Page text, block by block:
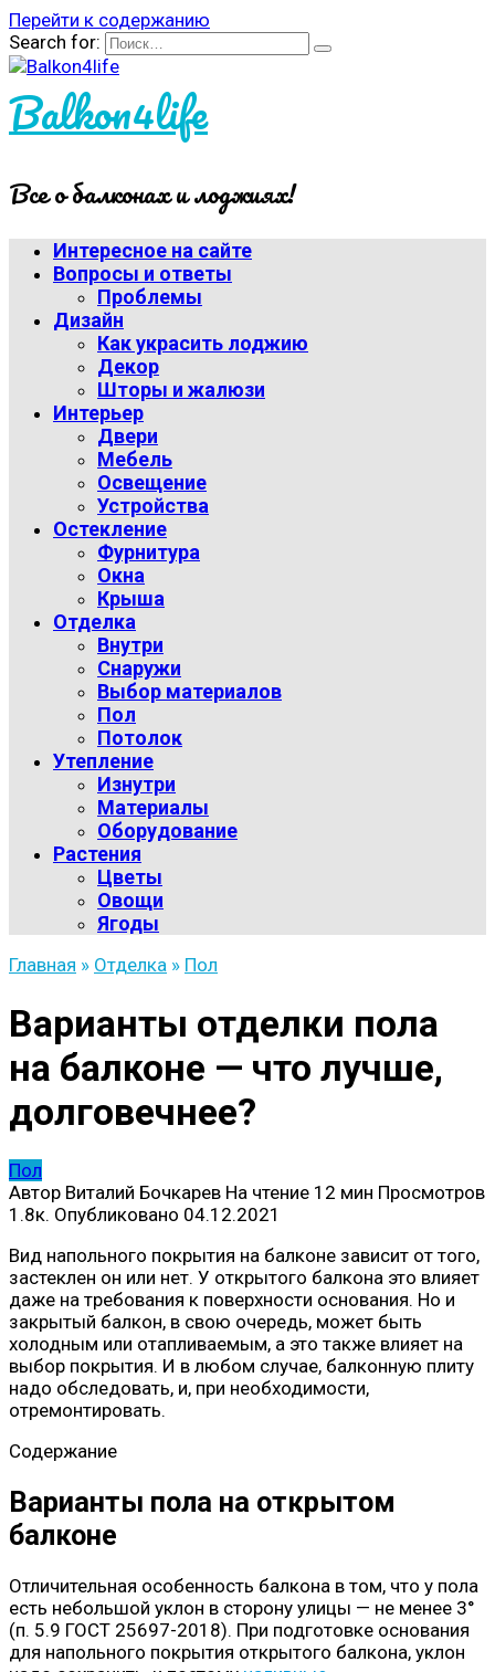
Перейти к содержанию
Search for:
Balkon4life
Все о балконах и лоджиях!
Интересное на сайте
Вопросы и ответы
Проблемы
Дизайн
Как украсить лоджию
Декор
Шторы и жалюзи
Интерьер
Двери
Мебель
Освещение
Устройства
Остекление
Фурнитура
Окна
Крыша
Отделка
Внутри
Снаружи
Выбор материалов
Пол
Потолок
Утепление
Изнутри
Материалы
Оборудование
Растения
Цветы
Овощи
Ягоды
Главная » Отделка » Пол
Варианты отделки пола
на балконе — что лучше,
долговечнее?
Пол
Автор Виталий Бочкарев На чтение 12 мин Просмотров
1.8к. Опубликовано 04.12.2021
Вид напольного покрытия на балконе зависит от того,
застеклен он или нет. У открытого балкона это влияет
даже на требования к поверхности основания. Но и
закрытый балкон, в свою очередь, может быть
холодным или отапливаемым, а это также влияет на
выбор покрытия. И в любом случае, балконную плиту
надо обследовать, и, при необходимости,
отремонтировать.
Содержание
Варианты пола на открытом
балконе
Отличительная особенность балкона в том, что у пола
есть небольшой уклон в сторону улицы — не менее 3°
(п. 5.9 ГОСТ 25697-2018). При подготовке основания
для напольного покрытия открытого балкона, уклон